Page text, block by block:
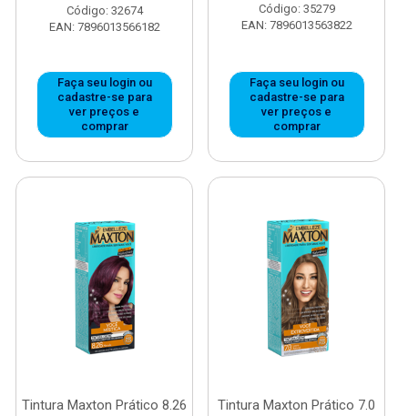
Código: 32674
EAN: 7896013566182
Faça seu login ou
cadastre-se para
ver preços e
comprar
Código: 35279
EAN: 7896013563822
Faça seu login ou
cadastre-se para
ver preços e
comprar
Tintura Maxton Prático 8.26
Tintura Maxton Prático 7.0